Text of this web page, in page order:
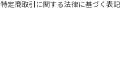
特定商取引に関する法律に基づく表記